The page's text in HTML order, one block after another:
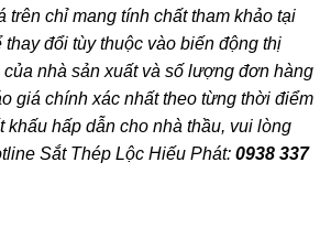
trên chỉ mang tính chất tham khảo tại
thay đổi tùy thuộc vào biến động thị
nhà sản xuất và số lượng đơn hàng
giá chính xác nhất theo từng thời điểm
khấu hấp dẫn cho nhà thầu, vui lòng
Sắt Thép Lộc Hiếu Phát: 0938 337